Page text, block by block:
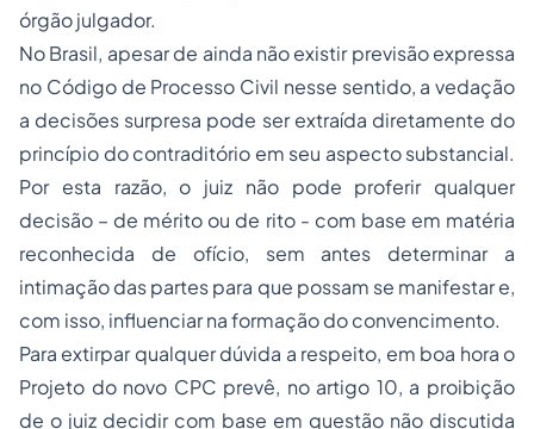
órgão julgador.
No Brasil, apesar de ainda não existir previsão expressa
no Código de Processo Civil nesse sentido, a vedação
a decisões surpresa pode ser extraída diretamente do
princípio do contraditório em seu aspecto substancial.
Por esta razão, o juiz não pode proferir qualquer
decisão – de mérito ou de rito - com base em matéria
reconhecida de ofício, sem antes determinar a
intimação das partes para que possam se manifestar e,
com isso, influenciar na formação do convencimento.
Para extirpar qualquer dúvida a respeito, em boa hora o
Projeto do novo CPC prevê, no artigo 10, a proibição
de o juiz decidir com base em questão não discutida